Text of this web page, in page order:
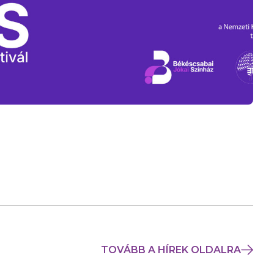
TOVÁBB A HÍREK OLDALRA